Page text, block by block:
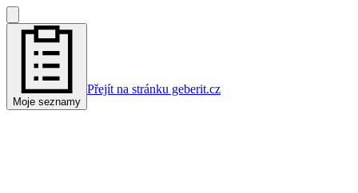
Moje seznamy
Přejít na stránku geberit.cz